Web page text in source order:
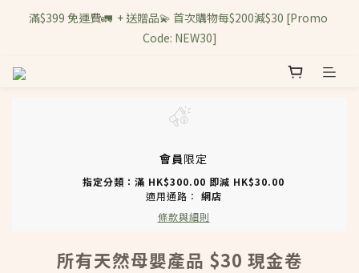
滿$399 免運費🚛  + 送贈品💫 首次購物每$200減$30 [Promo
Code: NEW30]
會員限定
指定分類：滿 HK$300.00 即減 HK$30.00
適用通路： 網店
條款與細則
所有天然母嬰產品 $30 現金卷